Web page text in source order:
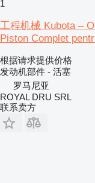
1
工程机械 Kubota –
Piston Complet
根据请求提供价格
发动机部件 - 活塞
罗马尼亚
ROYAL DRU SRL
联系卖方